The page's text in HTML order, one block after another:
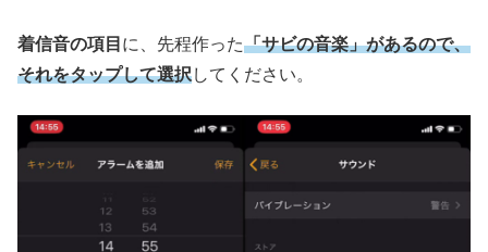
着信音の項目 に、先程作った「サビの音楽」があるので、
それをタップして選択してください。